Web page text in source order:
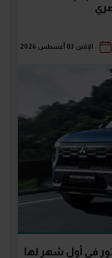
الإثنين 03 أغسطس 2026
في أول شهر لها